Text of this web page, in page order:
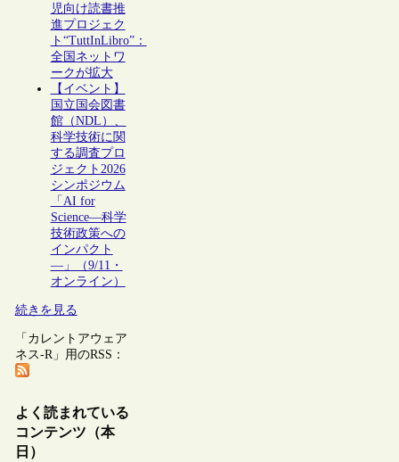
児向け読書推
進プロジェク
ト“TuttInLibro”：
全国ネットワ
ークが拡大
【イベント】
国立国会図書
館（NDL）、
科学技術に関
する調査プロ
ジェクト2026
シンポジウム
「AI for
Science―科学
技術政策への
インパクト
―」（9/11・
オンライン）
続きを見る
「カレントアウェア
ネス-R」用のRSS：
よく読まれている
コンテンツ（本
日）